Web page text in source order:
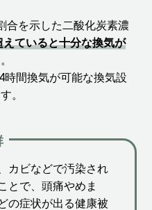
合を示した二酸化炭素濃
ていると十分な換気が
間換気が可能な換気設
。
カビなどで汚染され
とで、頭痛やめま
の症状が出る健康被